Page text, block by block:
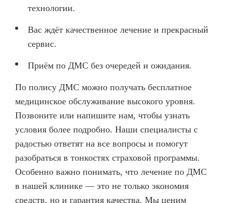
технологии.
Вас ждёт качественное лечение и прекрасный
сервис.
Приём по ДМС без очередей и ожидания.
По полису ДМС можно получать бесплатное
медицинское обслуживание высокого уровня.
Позвоните или напишите нам, чтобы узнать
условия более подробно. Наши специалисты с
радостью ответят на все вопросы и помогут
разобраться в тонкостях страховой программы.
Особенно важно понимать, что лечение по ДМС
в нашей клинике — это не только экономия
средств, но и гарантия качества. Мы ценим